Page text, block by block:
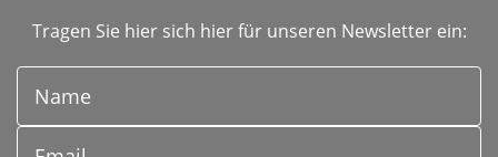
Tragen Sie hier sich hier für unseren Newsletter ein: